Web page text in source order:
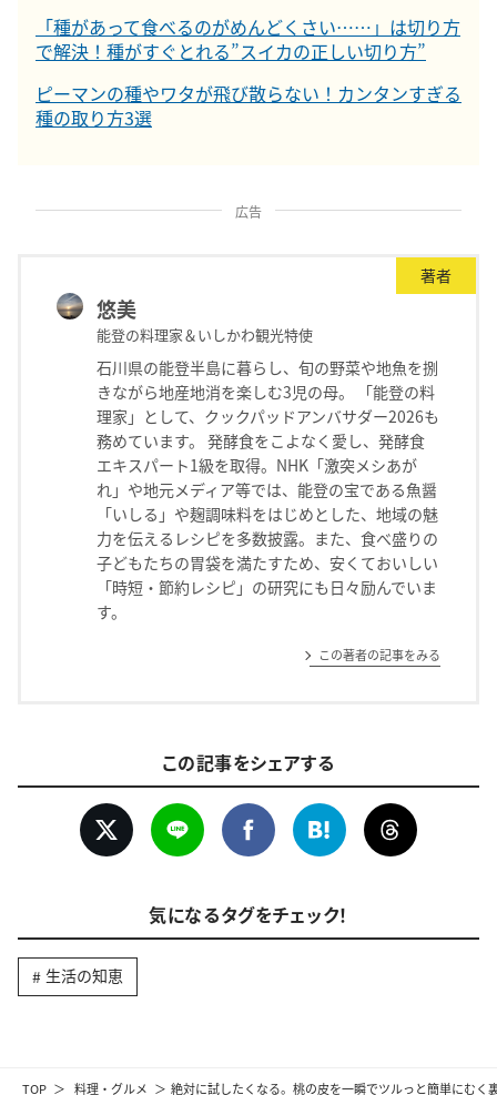
TOP 料理・グルメ 絶対に試したくなる。桃の皮を一瞬でツルっと簡単にむく
「種があって食べるのがめんどくさい……」は切り方
で解決！種がすぐとれる”スイカの正しい切り方”
ピーマンの種やワタが飛び散らない！カンタンすぎる
種の取り方3選
広告
著者
悠美
能登の料理家＆いしかわ観光特使
石川県の能登半島に暮らし、旬の野菜や地魚を捌
きながら地産地消を楽しむ3児の母。 「能登の料
理家」として、クックパッドアンバサダー2026も
務めています。 発酵食をこよなく愛し、発酵食
エキスパート1級を取得。NHK「激突メシあが
れ」や地元メディア等では、能登の宝である魚醤
「いしる」や麹調味料をはじめとした、地域の魅
力を伝えるレシピを多数披露。また、食べ盛りの
子どもたちの胃袋を満たすため、安くておいしい
「時短・節約レシピ」の研究にも日々励んでいま
す。
この著者の記事をみる
この記事をシェアする
気になるタグをチェック！
生活の知恵